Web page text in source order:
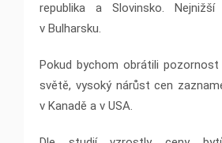
republika a Slovinsko.
v Bulharsku.
Pokud bychom obrátili
světě, vysoký nárůst cen
v Kanadě a v USA.